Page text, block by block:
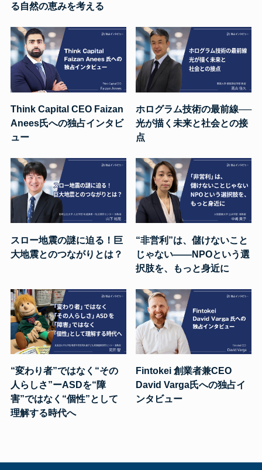
る自然の恵みを考える
Think Capital CEO Faizan
Anees氏への独占インタビ
ュー
ホログラム技術の最前線──
光が描く未来と社会との接
点
スロー地震の謎に迫る！巨
大地震とのつながりとは？
“非営利”は、儲けないこと
じゃない——NPOという選
択肢を、もっと身近に
“変わり者”ではなく“その
人らしさ”ーASDを“障
害”ではなく“個性”として
理解する時代へ
Fintokei 創業者兼CEO
David Varga氏への独占イ
ンタビュー